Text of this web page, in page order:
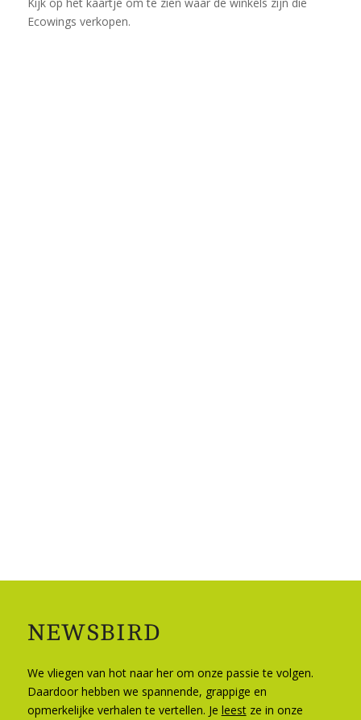
Ecowings verkopen.
NEWSBIRD
We vliegen van hot naar her om onze passie te volgen.
Daardoor hebben we spannende, grappige en
opmerkelijke verhalen te vertellen. Je leestze in onze